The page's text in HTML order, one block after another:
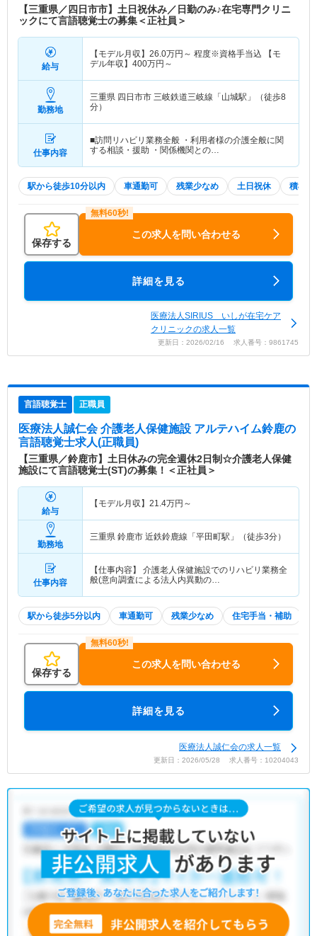
【三重県／四日市市】土日祝休み／日勤のみ♪在宅専門クリニ
ックにて言語聴覚士の募集＜正社員＞
給与
【モデル月収】 26.0万円～ 程度※資格手当込 【モ
デル年収】 400万円～
勤務地
三重県 四日市市 三岐鉄道三岐線「山城駅」（徒歩8
分）
仕事内容
■訪問リハビリ業務全般 ・利用者様の介護全般に関
する相談・援助 ・関係機関との…
駅から徒歩10分以内 車通勤可 残業少なめ 土日祝休 積極採
保存する
この求人を問い合わせる
詳細を見る
医療法人SIRIUS いしが在宅ケア
クリニックの求人一覧
更新日：2026/02/16 求人番号：9861745
言語聴覚士 正職員
医療法人誠仁会 介護老人保健施設 アルテハイム鈴鹿の
言語聴覚士求人(正職員)
【三重県／鈴鹿市】土日休みの完全週休2日制☆介護老人保健
施設にて言語聴覚士(ST)の募集！＜正社員＞
給与
【モデル月収】 21.4万円～
勤務地
三重県 鈴鹿市 近鉄鈴鹿線「平田町駅」（徒歩3分）
仕事内容
【仕事内容】 介護老人保健施設でのリハビリ業務全
般(意向調査による法人内異動の…
駅から徒歩5分以内 車通勤可 残業少なめ 住宅手当・補助
保存する
この求人を問い合わせる
詳細を見る
医療法人誠仁会の求人一覧
更新日：2026/05/28 求人番号：10204043